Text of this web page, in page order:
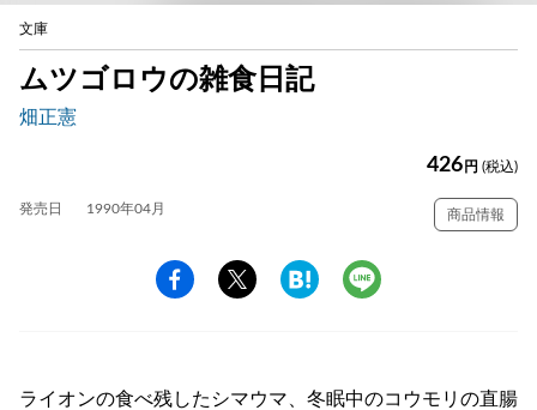
文庫
ムツゴロウの雑食日記
畑正憲
426 円 (税込)
発売日 1990年04月 商品情報
ライオンの食べ残したシマウマ、冬眠中のコウモリの直腸